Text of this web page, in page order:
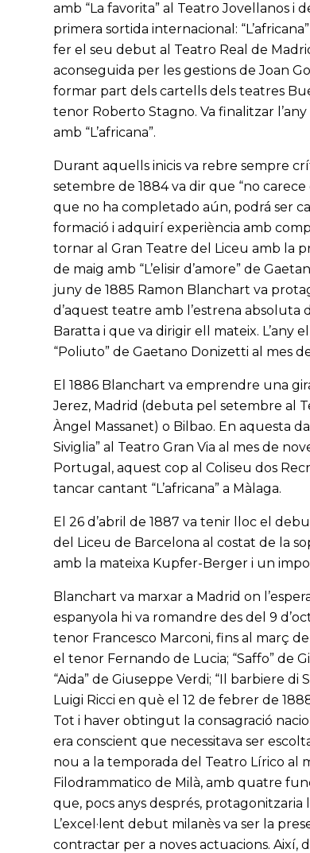
amb “La favorita” al Teatro Jovellanos i
primera sortida internacional:
fer el seu debut al Teatro Real de
aconseguida per les gestions de Joan
formar part dels cartells dels teatres
tenor Roberto Stagno. Va finalitzar
amb “L’africana”.
Durant aquells inicis va rebre sempre
setembre de 1884 va dir que “no
que no ha completado aún, podrá ser
formació i adquirí experiència amb
tornar al Gran Teatre del Liceu amb la
de maig amb “L’elisir d’amore” de
juny de 1885 Ramon Blanchart va
d’aquest teatre amb l’estrena absoluta
Baratta i que va dirigir ell mateix. L’any
“Poliuto” de Gaetano Donizetti al mes
El 1886 Blanchart va emprendre una
Jerez, Madrid (debuta pel setembre al
Àngel Massanet) o Bilbao. En aquesta
Siviglia” al Teatro Gran Via al mes de
Portugal, aquest cop al Coliseu dos
tancar cantant “L’africana” a Màlaga.
El 26 d’abril de 1887 va tenir lloc el
del Liceu de Barcelona al costat de la
amb la mateixa Kupfer-Berger i un
Blanchart va marxar a Madrid on
espanyola hi va romandre des del 9
tenor Francesco Marconi, fins al març
el tenor Fernando de Lucia; “Saffo” de
“Aida” de Giuseppe Verdi; “Il barbiere di
Luigi Ricci en què el 12 de febrer de
Tot i haver obtingut la consagració
era conscient que necessitava ser
nou a la temporada del Teatro Lírico al
Filodrammatico de Milà, amb quatre
que, pocs anys després, protagonitzaria
L’excel·lent debut milanès va ser la
contractar per a noves actuacions. Així,